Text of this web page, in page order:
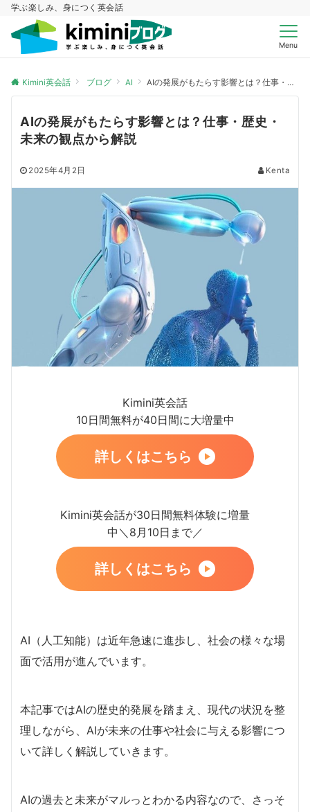
学ぶ楽しみ、身につく英会話
Menu
Kimini英会話 ブログ AI AIの発展がもたらす影響とは？仕事・歴史・未来の観点から解説
AIの発展がもたらす影響とは？仕事・歴史・
未来の観点から解説
2025年4月2日 Kenta
Kimini英会話
10日間無料が40日間に大増量中
詳しくはこちら
Kimini英会話が30日間無料体験に増量
中＼8月10日まで／
詳しくはこちら
AI（人工知能）は近年急速に進歩し、社会の様々な場
面で活用が進んでいます。
本記事ではAIの歴史的発展を踏まえ、現代の状況を整
理しながら、AIが未来の仕事や社会に与える影響につ
いて詳しく解説していきます。
AIの過去と未来がマルっとわかる内容なので、さっそ